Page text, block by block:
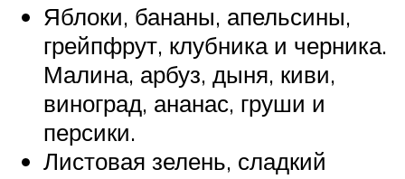
Яблоки, бананы, апельсины,
грейпфрут, клубника и черника.
Малина, арбуз, дыня, киви,
виноград, ананас, груши и
персики.
Листовая зелень, сладкий